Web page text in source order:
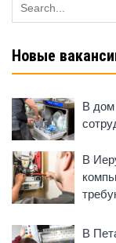
for:
Новые
В дом
В
В